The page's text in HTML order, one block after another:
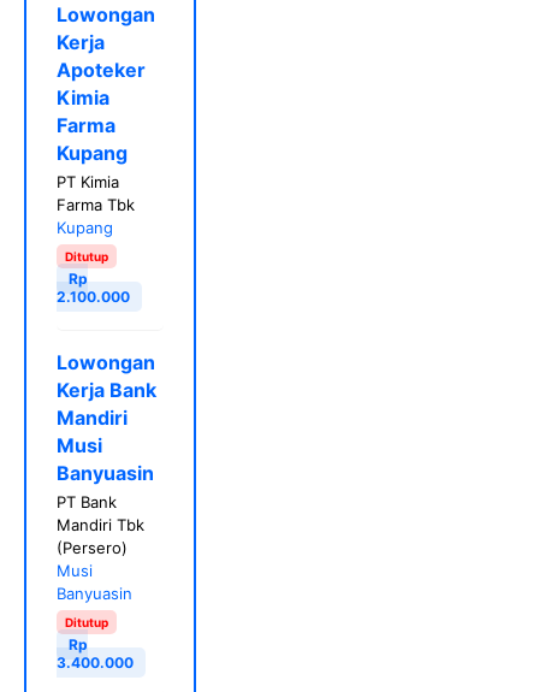
Lowongan
Kerja
Apoteker
Kimia
Farma
Kupang
PT Kimia
Farma Tbk
Kupang
Ditutup
Rp
2.100.000
Lowongan
Kerja Bank
Mandiri
Musi
Banyuasin
PT Bank
Mandiri Tbk
(Persero)
Musi
Banyuasin
Ditutup
Rp
3.400.000